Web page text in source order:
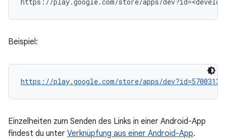
Beispiel:
https://play.google.com/store/apps/
Einzelheiten zum Senden des Links in einer Android-App
findest du unter Verknüpfung aus einer Android-App.